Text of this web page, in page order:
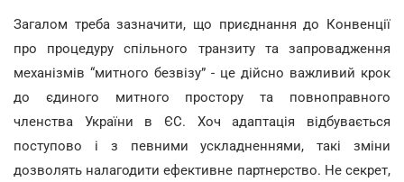
Загалом треба зазначити, що приєднання до Конвенції
про процедуру спільного транзиту та запровадження
механізмів “митного безвізу” - це дійсно важливий крок
до єдиного митного простору та повноправного
членства України в ЄС. Хоч адаптація відбувається
поступово і з певними ускладненнями, такі зміни
дозволять налагодити ефективне партнерство. Не секрет,